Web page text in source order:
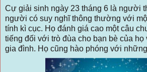
Cự giải sinh ngày 23 tháng 6 là người
người có suy nghĩ thông thường với
tính kì cục. Họ đánh giá cao một câu
tiếng đối với trò đùa cho bạn bè của họ
gia đình. Họ cũng hào phóng với